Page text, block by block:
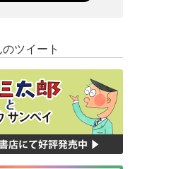
ツイート